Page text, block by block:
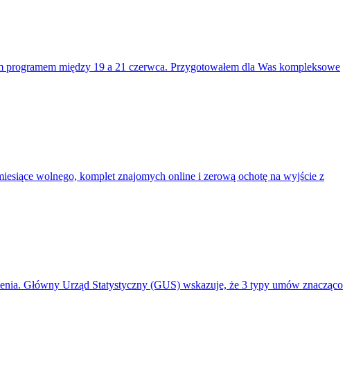
między 19 a 21 czerwca. Przygotowałem dla Was kompleksowe
wolnego, komplet znajomych online i zerową ochotę na wyjście z
Główny Urząd Statystyczny (GUS) wskazuje, że 3 typy umów znacząco